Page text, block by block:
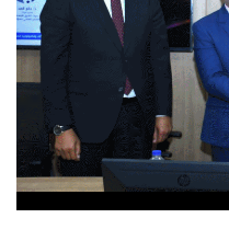
الخريجين
الموظفون
الزائـرون